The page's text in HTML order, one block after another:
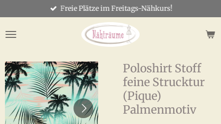
Hauptinhalt
springen
Freie Plätze im Freitags-Nähkurs!
Poloshirt Stoff
feine Strucktur
(Pique)
Palmenmotiv